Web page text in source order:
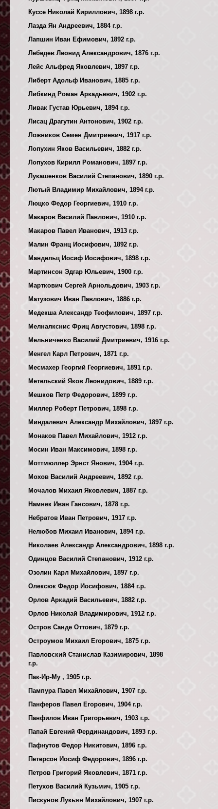
Куссе Николай Кириллович, 1898 г.р.
Лазда Ян Андреевич, 1884 г.р.
Лапшин Иван Ефимович, 1892 г.р.
Лебедев Леонид Александрович, 1876 г.р.
Лейс Альфред Яковлевич, 1897 г.р.
Либерт Адольф Иванович, 1885 г.р.
Либкинд Роман Аркадьевич, 1902 г.р.
Ливак Густав Юрьевич, 1894 г.р.
Лисац Драгутин Антонович, 1902 г.р.
Ложников Семен Дмитриевич, 1917 г.р.
Лопухин Яков Васильевич, 1882 г.р.
Лопухов Кирилл Романович, 1897 г.р.
Лукашенков Василий Степанович, 1890 г.р.
Лютый Владимир Михайлович, 1894 г.р.
Люцко Федор Георгиевич, 1910 г.р.
Макаров Василий Павлович, 1910 г.р.
Макаров Павел Иванович, 1913 г.р.
Малин Франц Иосифович, 1892 г.р.
Мандельц Иосиф Иосифович, 1898 г.р.
Мартинсон Эдгар Юльевич, 1900 г.р.
Марткович Сергей Арнольдович, 1903 г.р.
Матузович Иван Павлович, 1886 г.р.
Медекша Александр Теофилович, 1897 г.р.
Мелналкснис Фриц Августович, 1898 г.р.
Мельниченко Василий Дмитриевич, 1916 г.р.
Менгел Карл Петрович, 1871 г.р.
Месмахер Георгий Георгиевич, 1891 г.р.
Метельский Яков Леонидович, 1889 г.р.
Мешков Петр Федорович, 1899 г.р.
Миллер Роберт Петрович, 1898 г.р.
Миндалевич Александр Михайлович, 1897 г.р.
Монаков Павел Михайлович, 1912 г.р.
Мосин Иван Максимович, 1898 г.р.
Моттмюллер Эрнст Янович, 1904 г.р.
Мохов Василий Андреевич, 1892 г.р.
Мочалов Михаил Яковлевич, 1887 г.р.
Намнек Иван Гансович, 1878 г.р.
Небратов Иван Петрович, 1917 г.р.
Нелюбов Михаил Иванович, 1894 г.р.
Николаев Александр Александрович, 1898 г.р.
Одинцов Василий Степанович, 1912 г.р.
Озолин Карл Михайлович, 1897 г.р.
Олексюк Федор Иосифович, 1884 г.р.
Орлов Аркадий Васильевич, 1882 г.р.
Орлов Николай Владимирович, 1912 г.р.
Остров Санде Оттович, 1879 г.р.
Остроумов Михаил Егорович, 1875 г.р.
Павловский Станислав Казимирович, 1898
г.р.
Пак-Ир-Му , 1905 г.р.
Пампура Павел Михайлович, 1907 г.р.
Панферов Павел Егорович, 1904 г.р.
Панфилов Иван Григорьевич, 1903 г.р.
Папай Евгений Фердинандович, 1893 г.р.
Пафнутов Федор Никитович, 1896 г.р.
Петерсон Иосиф Федорович, 1896 г.р.
Петров Григорий Яковлевич, 1871 г.р.
Петухов Василий Кузьмич, 1905 г.р.
Пискунов Лукьян Михайлович, 1907 г.р.